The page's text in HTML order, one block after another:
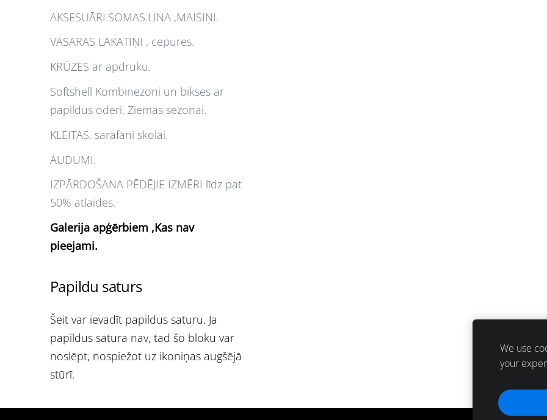
AKSESUĀRI.SOMAS.LINA ,MAISIŅI.
VASARAS LAKATIŅI , cepures.
KRŪZES ar apdruku.
Softshell Kombinezoni un bikses ar
papildus oderi. Ziemas sezonai.
KLEITAS, sarafāni skolai.
AUDUMI.
IZPĀRDOŠANA PĒDĒJIE IZMĒRI līdz pat
50% atlaides.
Galerija apģērbiem ,Kas nav
pieejami.
Papildu saturs
Šeit var ievadīt papildus saturu. Ja
papildus satura nav, tad šo bloku var
noslēpt, nospiežot uz ikoniņas augšējā
stūrī.
We use
your